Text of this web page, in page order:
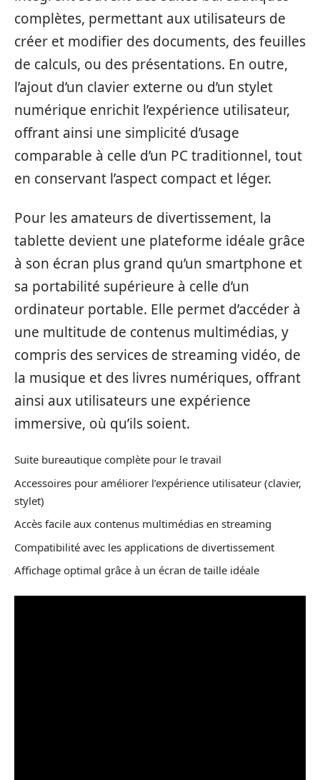
complètes, permettant aux utilisateurs de
créer et modifier des documents, des feuilles
de calculs, ou des présentations. En outre,
l’ajout d’un clavier externe ou d’un stylet
numérique enrichit l’expérience utilisateur,
offrant ainsi une simplicité d’usage
comparable à celle d’un PC traditionnel, tout
en conservant l’aspect compact et léger.
Pour les amateurs de divertissement, la
tablette devient une plateforme idéale grâce
à son écran plus grand qu’un smartphone et
sa portabilité supérieure à celle d’un
ordinateur portable. Elle permet d’accéder à
une multitude de contenus multimédias, y
compris des services de streaming vidéo, de
la musique et des livres numériques, offrant
ainsi aux utilisateurs une expérience
immersive, où qu’ils soient.
Suite bureautique complète pour le travail
Accessoires pour améliorer l’expérience utilisateur (clavier,
stylet)
Accès facile aux contenus multimédias en streaming
Compatibilité avec les applications de divertissement
Affichage optimal grâce à un écran de taille idéale